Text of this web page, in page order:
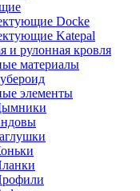
Docke
Katepal
и рулонная кровля
материалы
элементы